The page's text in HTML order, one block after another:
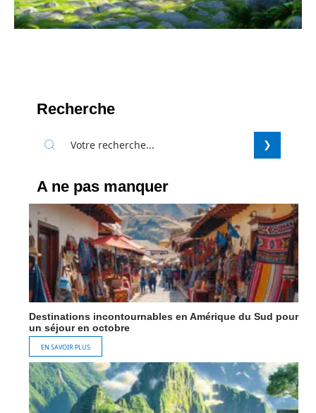
Recherche
A ne pas manquer
Destinations incontournables en Amérique du Sud pour
un séjour en octobre
EN SAVOIR PLUS